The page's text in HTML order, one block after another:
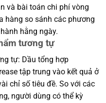
và bài toán chi phí vòng
hàng so sánh các phương
hằng ngày.
tương tự
tự: Dầu tổng hợp
tập trung vào kết quả ở
chỉ số tiêu đề. So với các
người dùng có thể kỳ